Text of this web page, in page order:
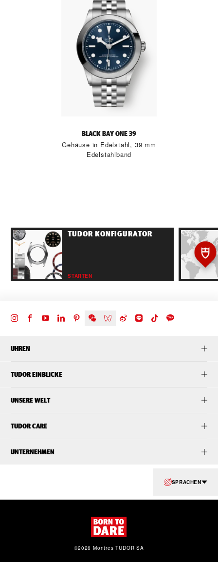
BLACK BAY ONE 39
Gehäuse in Edelstahl, 39 mm
Edelstahlband
TUDOR KONFIGURATOR
STARTEN
UHREN
TUDOR EINBLICKE
UNSERE WELT
TUDOR CARE
UNTERNEHMEN
SPRACHEN
©2026 Montres TUDOR SA